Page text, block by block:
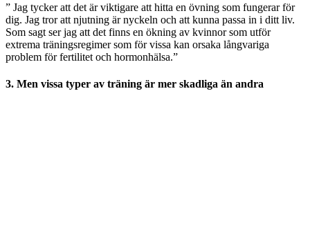
” Jag tycker att det är viktigare att hitta en övning som fungerar för
dig. Jag tror att njutning är nyckeln och att kunna passa in i ditt liv.
Som sagt ser jag att det finns en ökning av kvinnor som utför
extrema träningsregimer som för vissa kan orsaka långvariga
problem för fertilitet och hormonhälsa.”
3. Men vissa typer av träning är mer skadliga än andra